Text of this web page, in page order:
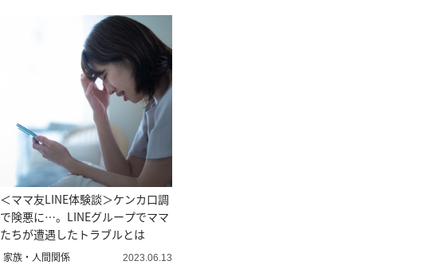
＜ママ友LINE体験談＞ケンカ口調
で険悪に…。LINEグループでママ
たちが遭遇したトラブルとは
家族・人間関係 2023.06.13